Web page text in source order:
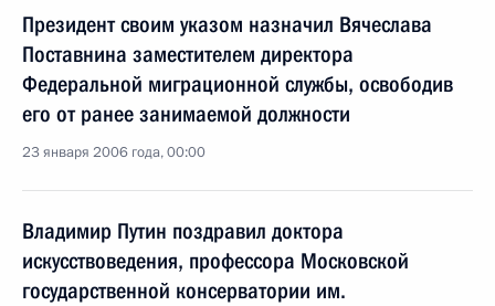
Президент своим указом назначил Вячеслава
Поставнина заместителем директора
Федеральной миграционной службы, освободив
его от ранее занимаемой должности
23 января 2006 года, 00:00
Владимир Путин поздравил доктора
искусствоведения, профессора Московской
государственной консерватории им.